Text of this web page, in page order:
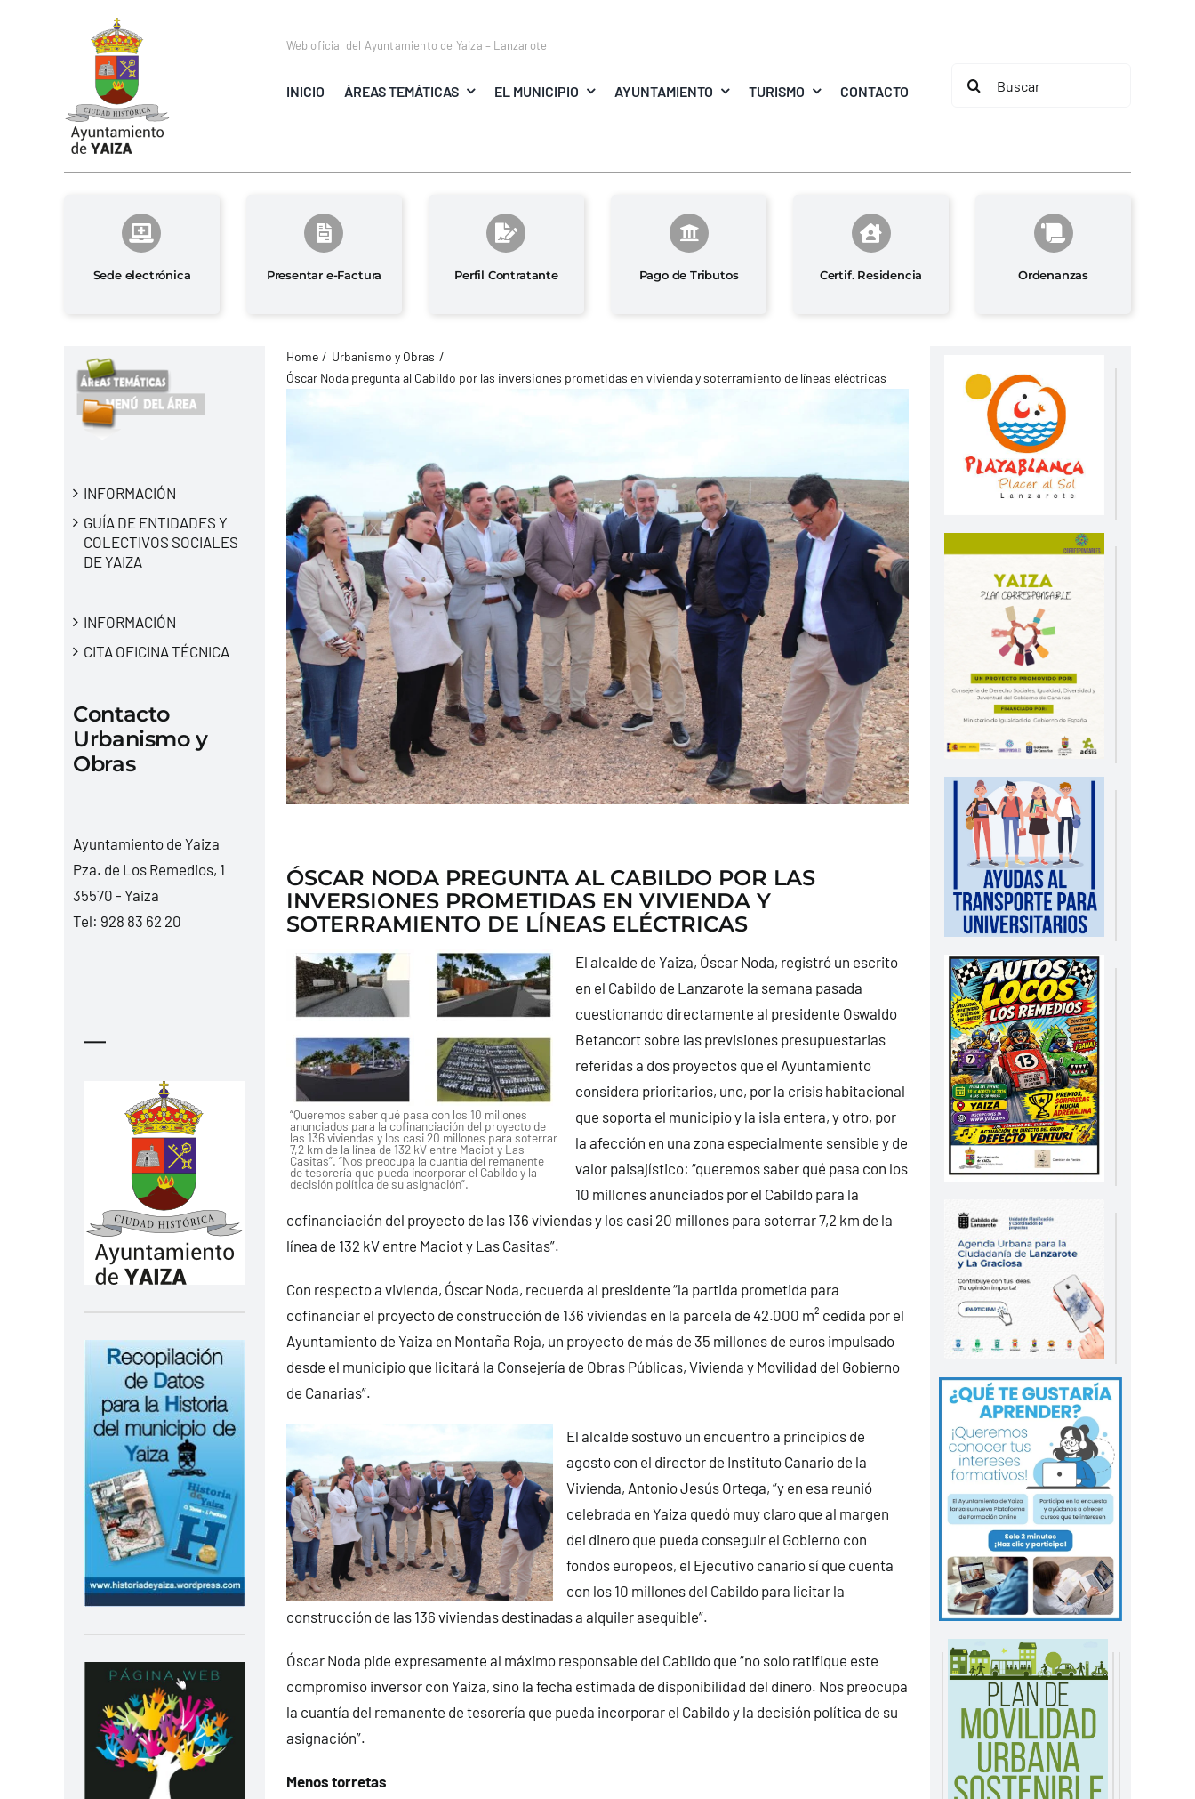
Web oficial del Ayuntamiento de Yaiza – Lanzarote
INICIO ÁREAS TEMÁTICAS EL MUNICIPIO AYUNTAMIENTO TURISMO CONTACTO
Buscar:
Sede electrónica Presentar e-Factura Perfil Contratante Pago de Tributos Certif. Residencia Ordenanzas
INFORMACIÓN
GUÍA DE ENTIDADES Y
COLECTIVOS SOCIALES
DE YAIZA
INFORMACIÓN
CITA OFICINA TÉCNICA
Contacto
Urbanismo y
Obras
Ayuntamiento de Yaiza
Pza. de Los Remedios, 1
35570 - Yaiza
Tel: 928 83 62 20
—
Home
Urbanismo y Obras
Óscar Noda pregunta al Cabildo por las inversiones prometidas en vivienda y soterramiento de líneas eléctricas
ÓSCAR NODA PREGUNTA AL CABILDO POR LAS
INVERSIONES PROMETIDAS EN VIVIENDA Y
SOTERRAMIENTO DE LÍNEAS ELÉCTRICAS
“Queremos saber qué pasa con los 10 millones
anunciados para la cofinanciación del proyecto de
las 136 viviendas y los casi 20 millones para soterrar
7,2 km de la línea de 132 kV entre Maciot y Las
Casitas”. “Nos preocupa la cuantía del remanente
de tesorería que pueda incorporar el Cabildo y la
decisión política de su asignación”.
El alcalde de Yaiza, Óscar Noda, registró un escrito
en el Cabildo de Lanzarote la semana pasada
cuestionando directamente al presidente Oswaldo
Betancort sobre las previsiones presupuestarias
referidas a dos proyectos que el Ayuntamiento
considera prioritarios, uno, por la crisis habitacional
que soporta el municipio y la isla entera, y otro, por
la afección en una zona especialmente sensible y de
valor paisajístico: “queremos saber qué pasa con los
10 millones anunciados por el Cabildo para la
cofinanciación del proyecto de las 136 viviendas y los casi 20 millones para soterrar 7,2 km de la
línea de 132 kV entre Maciot y Las Casitas”.
Con respecto a vivienda, Óscar Noda, recuerda al presidente “la partida prometida para
cofinanciar el proyecto de construcción de 136 viviendas en la parcela de 42.000 m² cedida por el
Ayuntamiento de Yaiza en Montaña Roja, un proyecto de más de 35 millones de euros impulsado
desde el municipio que licitará la Consejería de Obras Públicas, Vivienda y Movilidad del Gobierno
de Canarias”.
El alcalde sostuvo un encuentro a principios de
agosto con el director de Instituto Canario de la
Vivienda, Antonio Jesús Ortega, “y en esa reunió
celebrada en Yaiza quedó muy claro que al margen
del dinero que pueda conseguir el Gobierno con
fondos europeos, el Ejecutivo canario sí que cuenta
con los 10 millones del Cabildo para licitar la
construcción de las 136 viviendas destinadas a alquiler asequible”.
Óscar Noda pide expresamente al máximo responsable del Cabildo que “no solo ratifique este
compromiso inversor con Yaiza, sino la fecha estimada de disponibilidad del dinero. Nos preocupa
la cuantía del remanente de tesorería que pueda incorporar el Cabildo y la decisión política de su
asignación”.
Menos torretas